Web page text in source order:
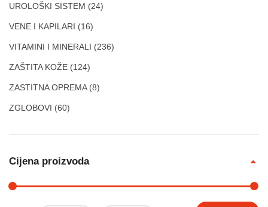
UROLOŠKI SISTEM (24)
VENE I KAPILARI (16)
VITAMINI I MINERALI (236)
ZAŠTITA KOŽE (124)
ZASTITNA OPREMA (8)
ZGLOBOVI (60)
Cijena proizvoda